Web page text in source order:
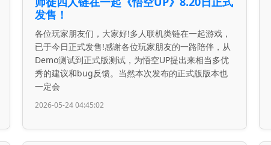
发售！
各位玩家朋友们，大家好!多人联机类链在一起游戏，
已于今日正式发售!感谢各位玩家朋友的一路陪伴，从
Demo测试到正式版测试，为悟空UP提出来相当多优
秀的建议和bug反馈。当然本次发布的正式版版本也
一定会
2026-05-24 04:45:02